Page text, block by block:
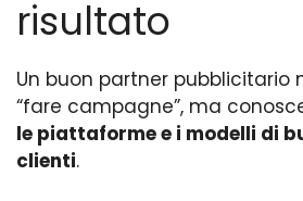
risultato
Un buon partner pubblicitario
“fare campagne”, ma
le piattaforme e i modelli di
clienti.